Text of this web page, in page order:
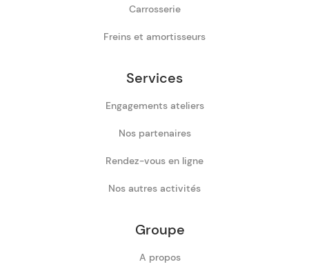
Carrosserie
Freins et amortisseurs
Services
Engagements ateliers
Nos partenaires
Rendez-vous en ligne
Nos autres activités
Groupe
A propos